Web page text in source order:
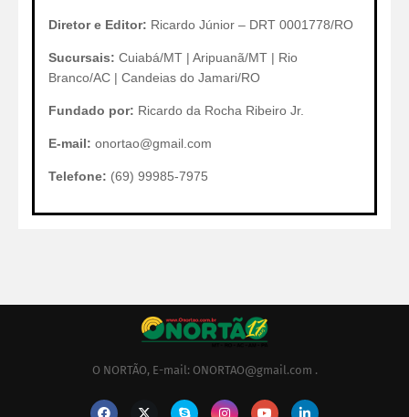
Diretor e Editor: Ricardo Júnior – DRT 0001778/RO
Sucursais: Cuiabá/MT | Aripuanã/MT | Rio
Branco/AC | Candeias do Jamari/RO
Fundado por: Ricardo da Rocha Ribeiro Jr.
E-mail: onortao@gmail.com
Telefone: (69) 99985-7975
O NORTÃO, E-mail: ONORTAO@gmail.com .